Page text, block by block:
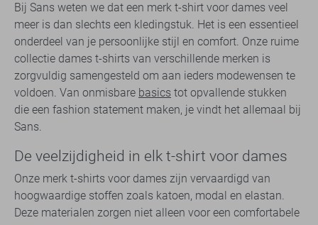
Bij Sans weten we dat een merk t-shirt voor dames veel
meer is dan slechts een kledingstuk. Het is een essentieel
onderdeel van je persoonlijke stijl en comfort. Onze ruime
collectie dames t-shirts van verschillende merken is
zorgvuldig samengesteld om aan ieders modewensen te
voldoen. Van onmisbare basics tot opvallende stukken
die een fashion statement maken, je vindt het allemaal bij
Sans.
De veelzijdigheid in elk t-shirt voor dames
Onze merk t-shirts voor dames zijn vervaardigd van
hoogwaardige stoffen zoals katoen, modal en elastan.
Deze materialen zorgen niet alleen voor een comfortabele